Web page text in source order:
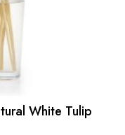
White Tulip